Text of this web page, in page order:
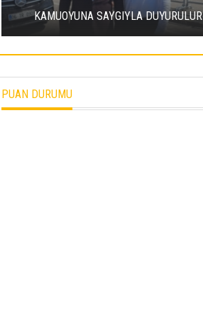
KAMUOYUNA SAYGIYLA DUYURULUR
PUAN DURUMU